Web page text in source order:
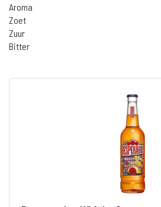
Aroma
Zoet
Zuur
Bitter